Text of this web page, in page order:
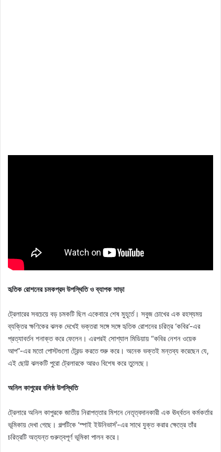
হৃতিক রোশনের চমকপ্রদ উপস্থিতি ও ব্যাপক সাড়া
ট্রেলারের সবচেয়ে বড় চমকটি ছিল একেবারে শেষ মুহূর্তে। সবুজ চোখের এক রহস্যময়
ব্যক্তির ক্ষণিকের ঝলক দেখেই ভক্তরা সঙ্গে সঙ্গে হৃতিক রোশনের চরিত্র ‘কবির’-এর
প্রত্যাবর্তন শনাক্ত করে ফেলেন। এরপরই সোশ্যাল মিডিয়ায় “কবির নেশন ওয়েক
আপ”-এর মতো পোস্টগুলো ট্রেন্ড করতে শুরু করে। অনেক ভক্তই মন্তব্য করেছেন যে,
এই ছোট্ট ঝলকটি পুরো ট্রেলারকে আরও বিশেষ করে তুলেছে।
অনিল কাপুরের বলিষ্ঠ উপস্থিতি
ট্রেলারে অনিল কাপুরকে জাতীয় নিরাপত্তার মিশনে নেতৃত্বদানকারী এক ঊর্ধ্বতন কর্মকর্তার
ভূমিকায় দেখা গেছে। গল্পটিকে ‘স্পাই ইউনিভার্স’-এর সাথে যুক্ত করার ক্ষেত্রে তাঁর
চরিত্রটি অত্যন্ত গুরুত্বপূর্ণ ভূমিকা পালন করে।